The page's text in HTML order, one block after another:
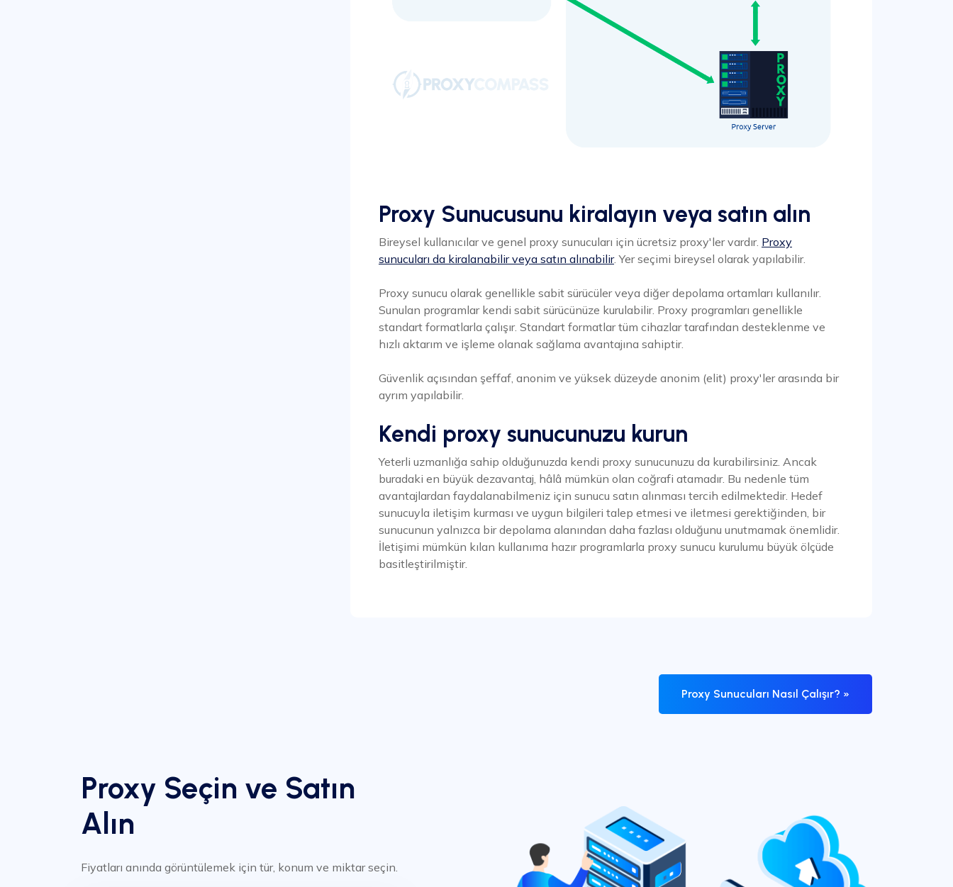
Proxy Sunucusunu kiralayın veya satın alın
Bireysel kullanıcılar ve genel proxy sunucuları için ücretsiz proxy'ler vardır. Proxy
sunucuları da kiralanabilir veya satın alınabilir. Yer seçimi bireysel olarak yapılabilir.
Proxy sunucu olarak genellikle sabit sürücüler veya diğer depolama ortamları kullanılır.
Sunulan programlar kendi sabit sürücünüze kurulabilir. Proxy programları genellikle
standart formatlarla çalışır. Standart formatlar tüm cihazlar tarafından desteklenme ve
hızlı aktarım ve işleme olanak sağlama avantajına sahiptir.
Güvenlik açısından şeffaf, anonim ve yüksek düzeyde anonim (elit) proxy'ler arasında bir
ayrım yapılabilir.
Kendi proxy sunucunuzu kurun
Yeterli uzmanlığa sahip olduğunuzda kendi proxy sunucunuzu da kurabilirsiniz. Ancak
buradaki en büyük dezavantaj, hâlâ mümkün olan coğrafi atamadır. Bu nedenle tüm
avantajlardan faydalanabilmeniz için sunucu satın alınması tercih edilmektedir. Hedef
sunucuyla iletişim kurması ve uygun bilgileri talep etmesi ve iletmesi gerektiğinden, bir
sunucunun yalnızca bir depolama alanından daha fazlası olduğunu unutmamak önemlidir.
İletişimi mümkün kılan kullanıma hazır programlarla proxy sunucu kurulumu büyük ölçüde
basitleştirilmiştir.
Proxy Sunucuları Nasıl Çalışır? »
Proxy Seçin ve Satın
Alın
Fiyatları anında görüntülemek için tür, konum ve miktar seçin.